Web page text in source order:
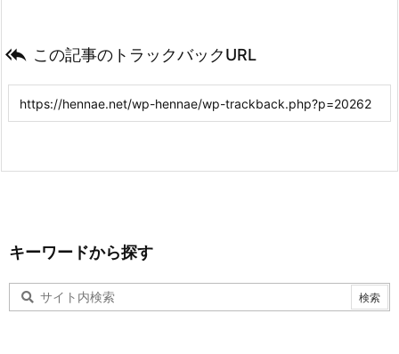
 この記事のトラックバックURL
キーワードから探す